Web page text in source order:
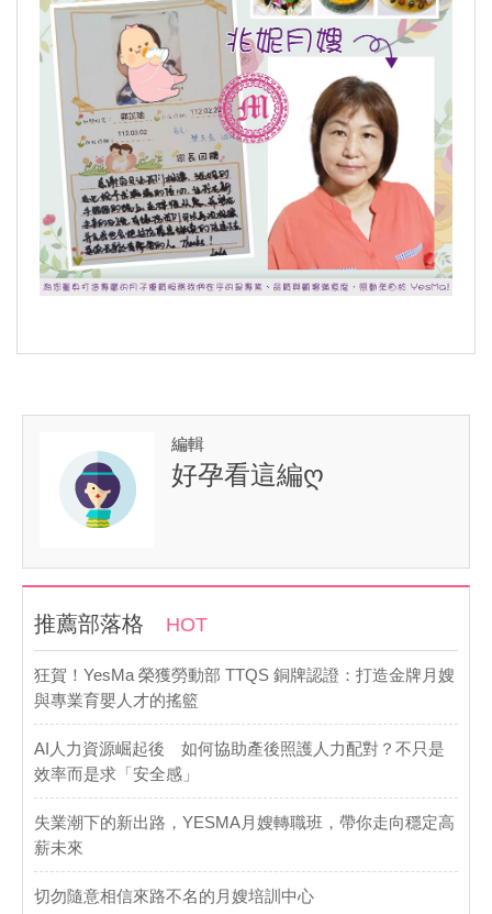
編輯
好孕看這編ღ
推薦部落格 HOT
​狂賀！YesMa 榮獲勞動部 TTQS 銅牌認證：打造金牌月嫂
與專業育嬰人才的搖籃
AI人力資源崛起後 如何協助產後照護人力配對？不只是
效率而是求「安全感」
失業潮下的新出路，YESMA月嫂轉職班，帶你走向穩定高
薪未來
切勿隨意相信來路不名的月嫂培訓中心